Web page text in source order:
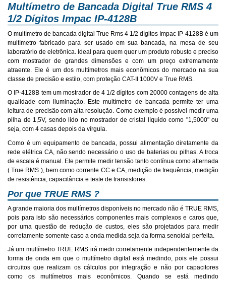
Multímetro de Bancada Digital True RMS 4
1/2 Dígitos Impac IP-4128B
O multímetro de bancada digital True Rms 4 1/2 dígitos Impac IP-4128B é um
multímetro fabricado para ser usado em sua bancada, na mesa de seu
laboratório de eletrônica. Ideal para quem quer um produto robusto e preciso
com mostrador de grandes dimensões e com um preço extremamente
atraente. Ele é um dos multímetros mais econômicos do mercado na sua
classe de precisão e estilo, com proteção CAT-II 1000V e True RMS.
O IP-4128B tem um mostrador de 4 1/2 dígitos com 20000 contagens de alta
qualidade com iluminação. Este multímetro de bancada permite ter uma
leitura de precisão com alta resolução. Como exemplo é possível medir uma
pilha de 1,5V, sendo lido no mostrador de cristal líquido como "1,5000" ou
seja, com 4 casas depois da vírgula.
Como é um equipamento de bancada, possui alimentação diretamente da
rede elétrica CA, não sendo necessário o uso de baterias ou pilhas. A troca
de escala é manual. Ele permite medir tensão tanto contínua como alternada
( True RMS ), bem como corrente CC e CA, medição de frequência, medição
de resistência, capacitância e teste de transistores.
Por que TRUE RMS ?
A grande maioria dos multímetros disponíveis no mercado não é TRUE RMS,
pois para isto são necessários componentes mais complexos e caros que,
por uma questão de redução de custos, eles são projetados para medir
corretamente somente caso a onda medida seja da forma senoidal perfeita.
Já um multímetro TRUE RMS irá medir corretamente independentemente da
forma de onda em que o multímetro digital está medindo, pois ele possui
circuitos que realizam os cálculos por integração e não por capacitores
como os multímetros mais econômicos. Quando se está medindo